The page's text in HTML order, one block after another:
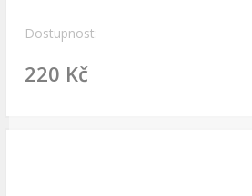
Dostupnost:
220 Kč